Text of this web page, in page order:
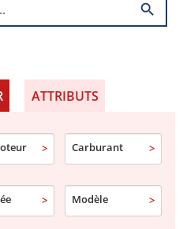
motore nel tempo.
search
Carburant
Modèle
ATTRIBUTS